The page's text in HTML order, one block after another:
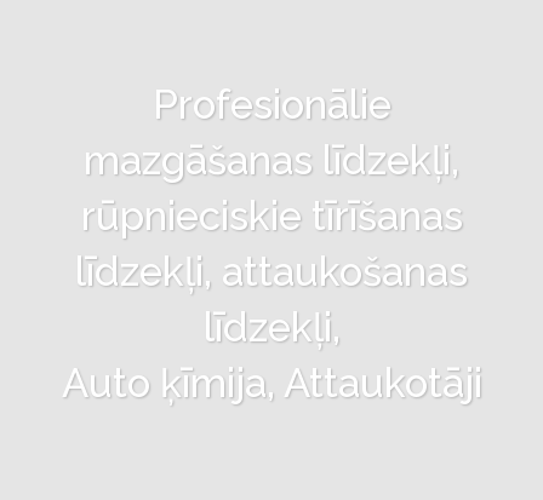
Profesionālie
mazgāšanas līdzekļi,
rūpnieciskie tīrīšanas
līdzekļi, attaukošanas
līdzekļi,
Auto ķīmija, Attaukotāji